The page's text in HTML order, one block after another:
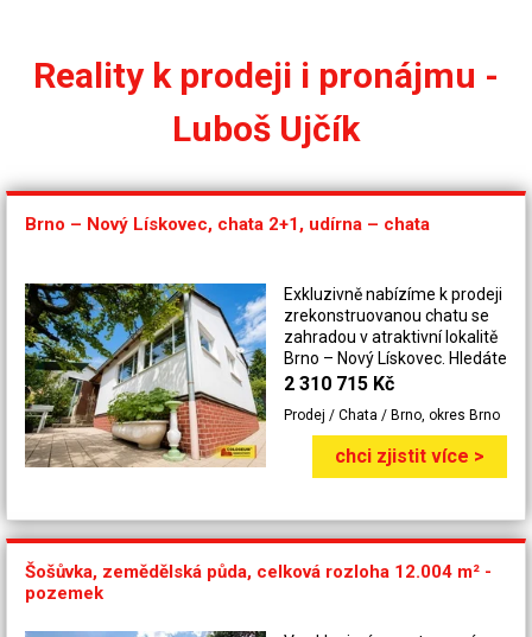
Reality k prodeji i pronájmu -
Luboš Ujčík
Brno – Nový Lískovec, chata 2+1, udírna – chata
Exkluzivně nabízíme k prodeji
zrekonstruovanou chatu se
zahradou v atraktivní lokalitě
Brno – Nový Lískovec. Hledáte
místo, kde si odpočinete od
jen pár minut od veškeré
jste jej našli. Nabízíme k
484 m² (dle výpisu z katastru
2 310 715 Kč
Prodej / Chata / Brno, okres Brno
chci zjistit více >
Šošůvka, zemědělská půda, celková rozloha 12.004 m² -
pozemek